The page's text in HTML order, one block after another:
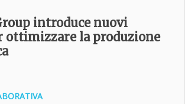
introduce nuovi
ottimizzare la produzione